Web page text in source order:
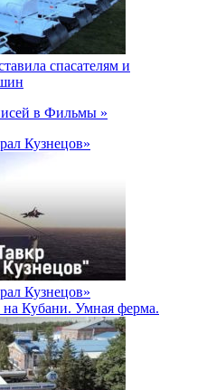
спасателям и
в Фильмы »
Кузнецов»
Кузнецов»
на Кубани. Умная ферма.